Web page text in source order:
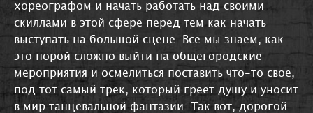
хореографом и начать работать над своими
скиллами в этой сфере перед тем как начать
выступать на большой сцене. Все мы знаем, как
это порой сложно выйти на общегородские
мероприятия и осмелиться поставить что-то свое,
под тот самый трек, который греет душу и уносит
в мир танцевальной фантазии. Так вот, дорогой